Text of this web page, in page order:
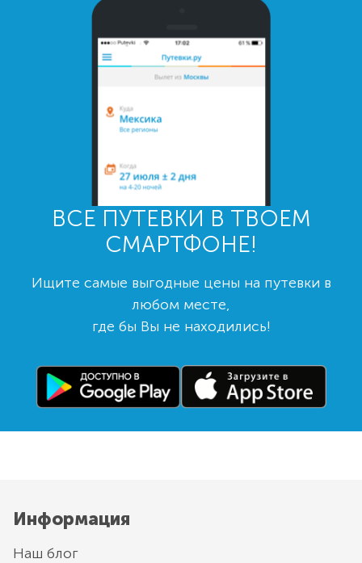
ВСЕ ПУТЕВКИ В ТВОЕМ
СМАРТФОНЕ!
Ищите самые выгодные цены на путевки в
любом месте,
где бы Вы не находились!
Информация
Наш блог